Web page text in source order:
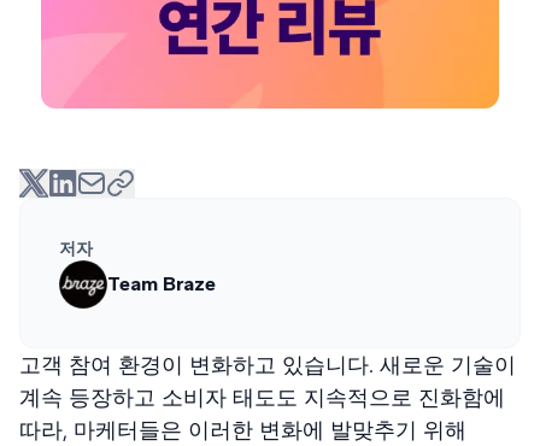
저자
Team Braze
고객 참여 환경이 변화하고 있습니다. 새로운 기술이
계속 등장하고 소비자 태도도 지속적으로 진화함에
따라, 마케터들은 이러한 변화에 발맞추기 위해